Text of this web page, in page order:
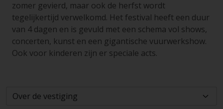
zomer gevierd, maar ook de herfst wordt
tegelijkertijd verwelkomd. Het festival heeft een duur
van 4 dagen en is gevuld met een schema vol shows,
concerten, kunst en een gigantische vuurwerkshow.
Ook voor kinderen zijn er speciale acts.